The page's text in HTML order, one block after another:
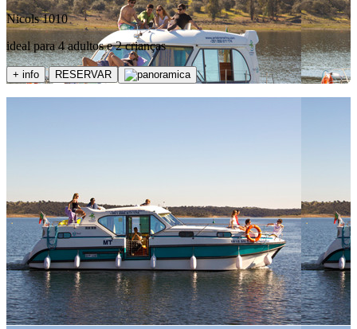
Nicols 1010
ideal para 4 adultos e 2 crianças
+ info RESERVAR